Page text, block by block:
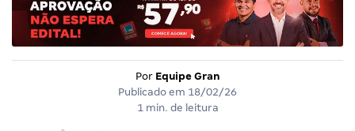
Por Equipe Gran
Publicado em 18/02/26
1 min. de leitura